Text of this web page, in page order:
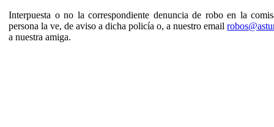
Interpuesta o no la correspondiente denuncia de robo en la
persona la ve, de aviso a dicha policía o, a nuestro email
a nuestra amiga.